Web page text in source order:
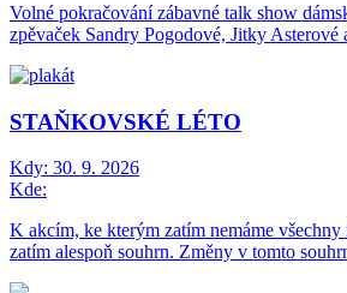
Volné pokračování zábavné talk show
zpěvaček Sandry Pogodové, Jitky
STAŇKOVSKÉ LÉTO
Kdy: 30. 9. 2026
Kde:
K akcím, ke kterým zatím nemáme
zatím alespoň souhrn. Změny v tomto